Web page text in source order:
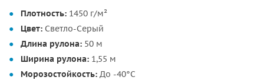
Плотность: 1450 г/м²
Цвет: Светло-Серый
Длина рулона: 50 м
Ширина рулона: 1,55 м
Морозостойкость: До -40°C